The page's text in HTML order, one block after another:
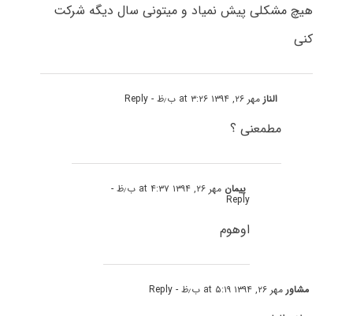
هیچ مشکلی پیش نمیاد و میتونی سال دیگه شرکت
کنی
النازمهر ۲۶, ۱۳۹۴ at ۳:۲۶ ب٫ظ - Reply
مطمعنی ؟
پیمان مهر ۲۶, ۱۳۹۴ at ۴:۳۷ ب٫ظ -
Reply
اوهوم
مشاورمهر ۲۶, ۱۳۹۴ at ۵:۱۹ ب٫ظ - Reply